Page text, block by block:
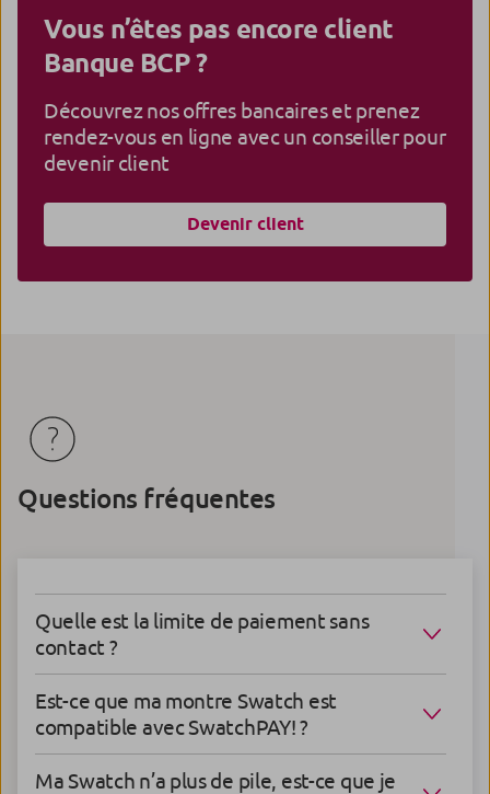
Vous n’êtes pas encore client
Banque BCP ?
Découvrez nos offres bancaires et prenez
rendez-vous en ligne avec un conseiller pour
devenir client
Devenir client
Questions fréquentes
Quelle est la limite de paiement sans
contact ?
Est-ce que ma montre Swatch est
compatible avec SwatchPAY! ?
Ma Swatch n’a plus de pile, est-ce que je